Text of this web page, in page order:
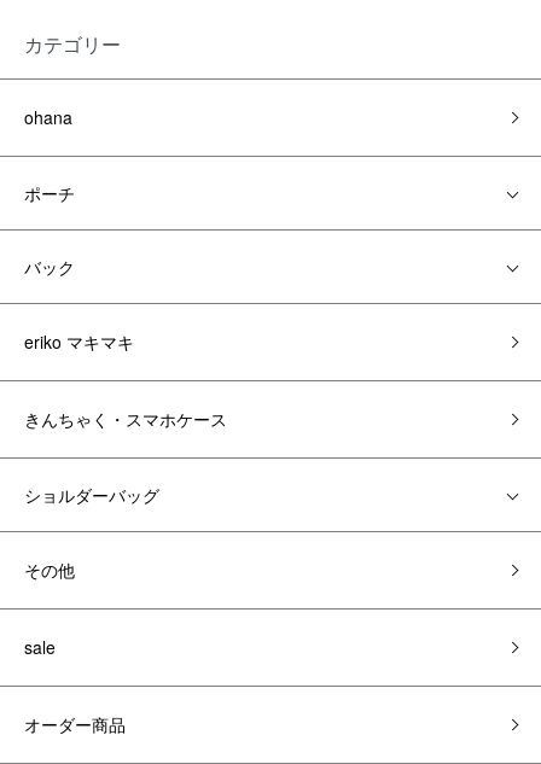
カテゴリー
ohana
ポーチ
バック
eriko マキマキ
きんちゃく・スマホケース
ショルダーバッグ
その他
sale
オーダー商品